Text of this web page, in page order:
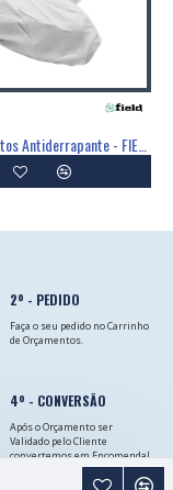
2º - PEDIDO
Faça o seu pedido no Carrinho
de Orçamentos.
4º - CONVERSÃO
Após o Orçamento ser
Validado pelo Cliente
convertemos em Encomenda!